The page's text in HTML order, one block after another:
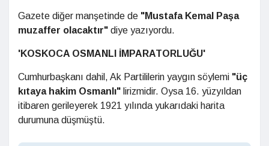
Gazete diğer manşetinde de "Mustafa Kemal Paşa
muzaffer olacaktır" diye yazıyordu.
'KOSKOCA OSMANLI İMPARATORLUĞU'
Cumhurbaşkanı dahil, Ak Partililerin yaygın söylemi "üç
kıtaya hakim Osmanlı" lirizmidir. Oysa 16. yüzyıldan
itibaren gerileyerek 1921 yılında yukarıdaki harita
durumuna düşmüştü.